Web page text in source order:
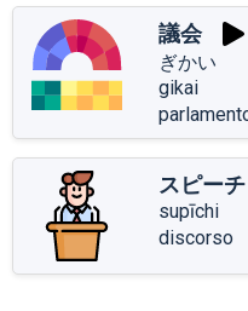
議会
ぎかい
gikai
スピーチ
supīchi
discorso